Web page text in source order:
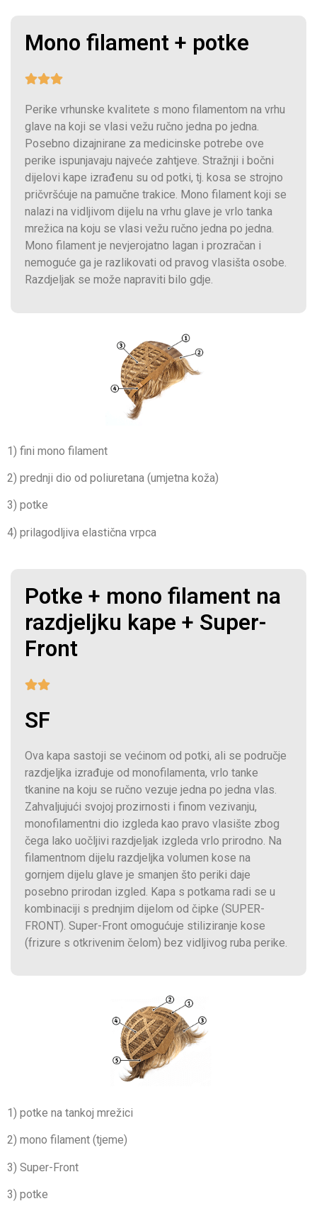
Mono filament + potke
Perike vrhunske kvalitete s mono filamentom na vrhu
glave na koji se vlasi vežu ručno jedna po jedna.
Posebno dizajnirane za medicinske potrebe ove
perike ispunjavaju najveće zahtjeve. Stražnji i bočni
dijelovi kape izrađenu su od potki, tj. kosa se strojno
pričvršćuje na pamučne trakice. Mono filament koji se
nalazi na vidljivom dijelu na vrhu glave je vrlo tanka
mrežica na koju se vlasi vežu ručno jedna po jedna.
Mono filament je nevjerojatno lagan i prozračan i
nemoguće ga je razlikovati od pravog vlasišta osobe.
Razdjeljak se može napraviti bilo gdje.
1) fini mono filament
2) prednji dio od poliuretana (umjetna koža)
3) potke
4) prilagodljiva elastična vrpca
Potke + mono filament na
razdjeljku kape + Super-
Front
SF
Ova kapa sastoji se većinom od potki, ali se područje
razdjeljka izrađuje od monofilamenta, vrlo tanke
tkanine na koju se ručno vezuje jedna po jedna vlas.
Zahvaljujući svojoj prozirnosti i finom vezivanju,
monofilamentni dio izgleda kao pravo vlasište zbog
čega lako uočljivi razdjeljak izgleda vrlo prirodno. Na
filamentnom dijelu razdjeljka volumen kose na
gornjem dijelu glave je smanjen što periki daje
posebno prirodan izgled. Kapa s potkama radi se u
kombinaciji s prednjim dijelom od čipke (SUPER-
FRONT). Super-Front omogućuje stiliziranje kose
(frizure s otkrivenim čelom) bez vidljivog ruba perike.
1) potke na tankoj mrežici
2) mono filament (tjeme)
3) Super-Front
3) potke